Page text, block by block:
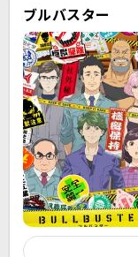
ブルバスター